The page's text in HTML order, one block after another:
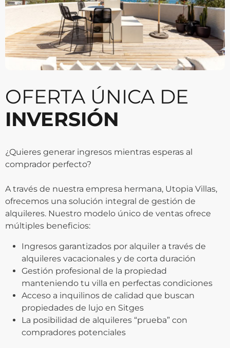
OFERTA ÚNICA DE
INVERSIÓN
¿Quieres generar ingresos mientras esperas al
comprador perfecto?
A través de nuestra empresa hermana, Utopia Villas,
ofrecemos una solución integral de gestión de
alquileres. Nuestro modelo único de ventas ofrece
múltiples beneficios:
Ingresos garantizados por alquiler a través de
alquileres vacacionales y de corta duración
Gestión profesional de la propiedad
manteniendo tu villa en perfectas condiciones
Acceso a inquilinos de calidad que buscan
propiedades de lujo en Sitges
La posibilidad de alquileres “prueba” con
compradores potenciales